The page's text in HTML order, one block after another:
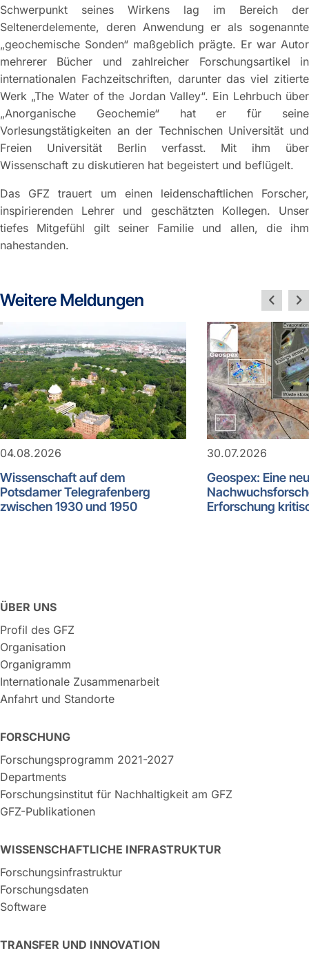
Schwerpunkt seines Wirkens lag im Bereich der
Seltenerdelemente, deren Anwendung er als sogenannte
„geochemische Sonden“ maßgeblich prägte. Er war Autor
mehrerer Bücher und zahlreicher Forschungsartikel in
internationalen Fachzeitschriften, darunter das viel zitierte
Werk „The Water of the Jordan Valley“. Ein Lehrbuch über
„Anorganische Geochemie“ hat er für seine
Vorlesungstätigkeiten an der Technischen Universität und
Freien Universität Berlin verfasst. Mit ihm über
Wissenschaft zu diskutieren hat begeistert und beflügelt.
Das GFZ trauert um einen leidenschaftlichen Forscher,
inspirierenden Lehrer und geschätzten Kollegen. Unser
tiefes Mitgefühl gilt seiner Familie und allen, die ihm
nahestanden.
Weitere Meldungen
04.08.2026
Wissenschaft auf dem
Potsdamer Telegrafenberg
zwischen 1930 und 1950
30.07.2026
Geospex: Eine
Erforschung
ÜBER UNS
Profil des GFZ
Organisation
Organigramm
Internationale Zusammenarbeit
Anfahrt und Standorte
FORSCHUNG
Forschungsprogramm 2021-2027
Departments
Forschungsinstitut für Nachhaltigkeit am GFZ
GFZ-Publikationen
WISSENSCHAFTLICHE INFRASTRUKTUR
Forschungsinfrastruktur
Forschungsdaten
Software
TRANSFER UND INNOVATION